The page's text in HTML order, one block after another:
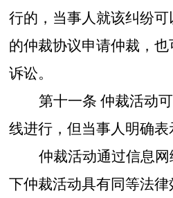
行的，当事人就该纠纷
的仲裁协议申请仲裁，
诉讼。
第十一条 仲裁活动
线进行，但当事人明确表
仲裁活动通过信息
下仲裁活动具有同等法律